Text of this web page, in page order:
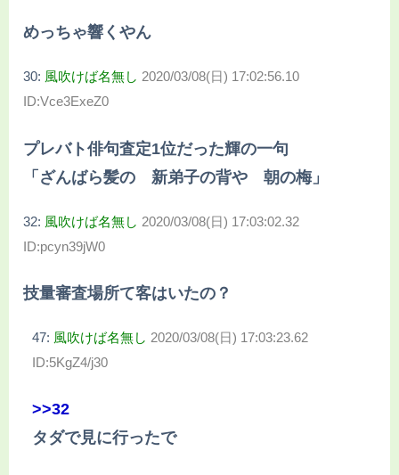
めっちゃ響くやん
30: 風吹けば名無し 2020/03/08(日) 17:02:56.10
ID:Vce3ExeZ0
プレバト俳句査定1位だった輝の一句
「ざんばら髪の 新弟子の背や 朝の梅」
32: 風吹けば名無し 2020/03/08(日) 17:03:02.32
ID:pcyn39jW0
技量審査場所て客はいたの？
47: 風吹けば名無し 2020/03/08(日) 17:03:23.62
ID:5KgZ4/j30
>>32
タダで見に行ったで